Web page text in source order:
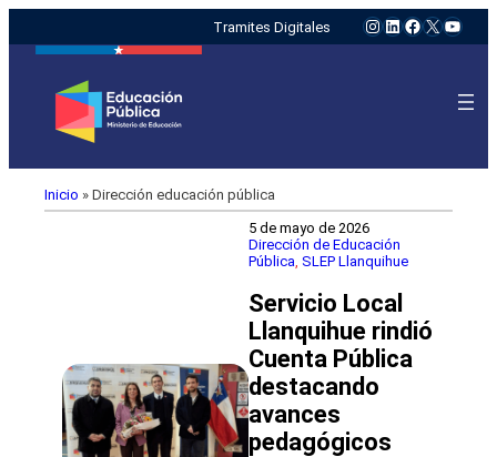
Tramites Digitales Instagram
LinkedIn
Facebook
X
Inicio » Dirección educación pública
5 de mayo de 2026
Dirección de Educación
Pública SLEP Llanquihue
Servicio Local
Llanquihue rindió
Cuenta Pública
destacando
avances
pedagógicos